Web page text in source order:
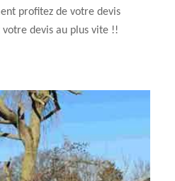
profitez de votre devis
devis au plus vite !!